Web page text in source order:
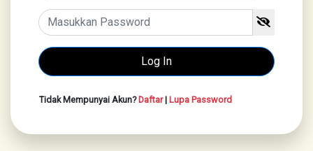
Tidak Mempunyai Akun?Daftar| Lupa Password